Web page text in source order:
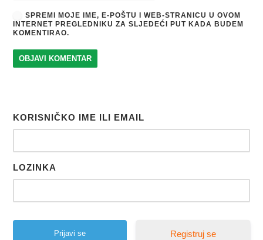
SPREMI MOJE IME, E-POŠTU I WEB-STRANICU U OVOM
INTERNET PREGLEDNIKU ZA SLJEDEĆI PUT KADA BUDEM
KOMENTIRAO.
KORISNIČKO IME ILI EMAIL
LOZINKA
Registruj se